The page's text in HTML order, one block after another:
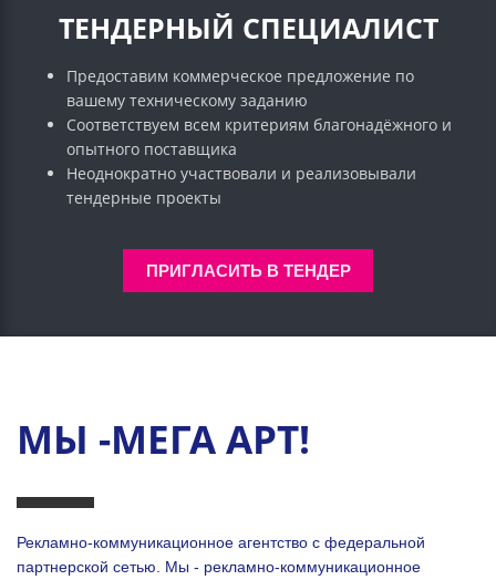
ТЕНДЕРНЫЙ СПЕЦИАЛИСТ
Предоставим коммерческое предложение по
вашему техническому заданию
Соответствуем всем критериям благонадёжного и
опытного поставщика
Неоднократно участвовали и реализовывали
тендерные проекты
ПРИГЛАСИТЬ В ТЕНДЕР
МЫ -МЕГА АРТ!
Рекламно-коммуникационное агентство с федеральной
партнерской сетью. Мы - рекламно-коммуникационное